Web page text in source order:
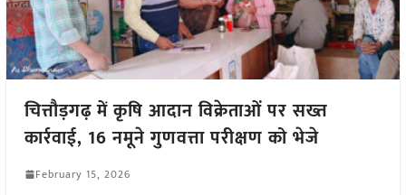
चित्तौड़गढ़ में कृषि आदान विक्रेताओं पर सख्त
कार्रवाई, 16 नमूने गुणवत्ता परीक्षण को भेजे
February 15, 2026